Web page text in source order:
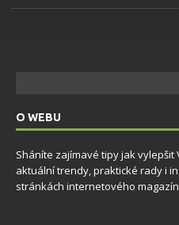
O WEBU
Sháníte zajímavé tipy jak vylepšit
aktuální trendy, praktické rady i
stránkách internetového